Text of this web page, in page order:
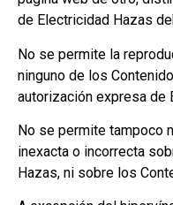
de Electricidad Hazas
No se permite la
ninguno de los
autorización expresa de
No se permite tampoco
inexacta o incorrecta
Hazas, ni sobre los